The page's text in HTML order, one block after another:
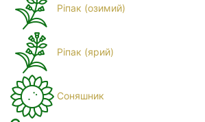
Ріпак (озимий)
Ріпак (ярий)
Соняшник